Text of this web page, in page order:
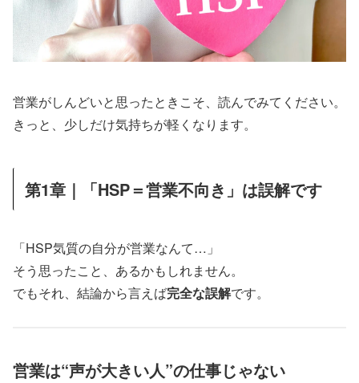
営業がしんどいと思ったときこそ、読んでみてください。
きっと、少しだけ気持ちが軽くなります。
第1章｜「HSP＝営業不向き」は誤解です
「HSP気質の自分が営業なんて…」
そう思ったこと、あるかもしれません。
でもそれ、結論から言えば完全な誤解です。
営業は“声が大きい人”の仕事じゃない